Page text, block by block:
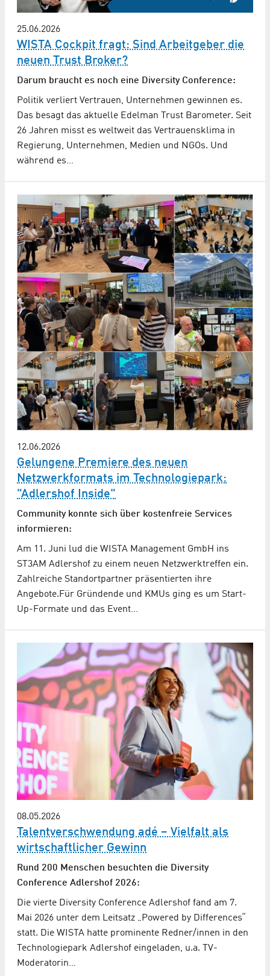
25.06.2026
WISTA Cockpit fragt: Sind Arbeitgeber die
neuen Trust Broker?
Darum braucht es noch eine Diversity Conference:
Politik verliert Vertrauen, Unternehmen gewinnen es.
Das besagt das aktuelle Edelman Trust Barometer. Seit
26 Jahren misst es weltweit das Vertrauensklima in
Regierung, Unternehmen, Medien und NGOs. Und
während es…
12.06.2026
Gelungene Premiere des neuen
Netzwerkformats im Technologiepark:
"Adlershof Inside"
Community konnte sich über kostenfreie Services
informieren:
Am 11. Juni lud die WISTA Management GmbH ins
ST3AM Adlershof zu einem neuen Netzwerktreffen ein.
Zahlreiche Standortpartner präsentierten ihre
Angebote.Für Gründende und KMUs ging es um Start-
Up-Formate und das Event…
08.05.2026
Talentverschwendung adé – Vielfalt als
wirtschaftlicher Gewinn
Rund 200 Menschen besuchten die Diversity
Conference Adlershof 2026:
Die vierte Diversity Conference Adlershof fand am 7.
Mai 2026 unter dem Leitsatz „Powered by Differences“
statt. Die WISTA hatte prominente Redner/innen in den
Technologiepark Adlershof eingeladen, u.a. TV-
Moderatorin…